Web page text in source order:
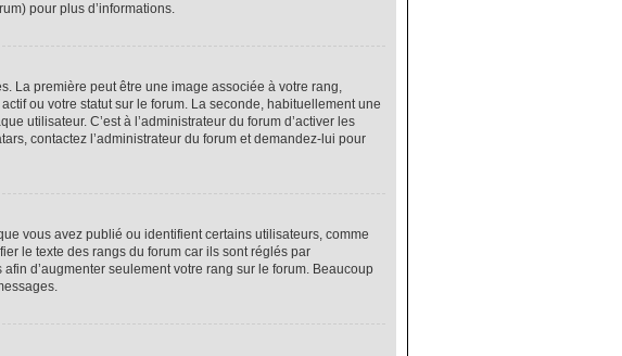
pour plus d’informations.
La première peut être une image associée à votre rang,
ou votre statut sur le forum. La seconde, habituellement une
utilisateur. C’est à l’administrateur du forum d’activer les
contactez l’administrateur du forum et demandez-lui pour
vous avez publié ou identifient certains utilisateurs, comme
le texte des rangs du forum car ils sont réglés par
d’augmenter seulement votre rang sur le forum. Beaucoup